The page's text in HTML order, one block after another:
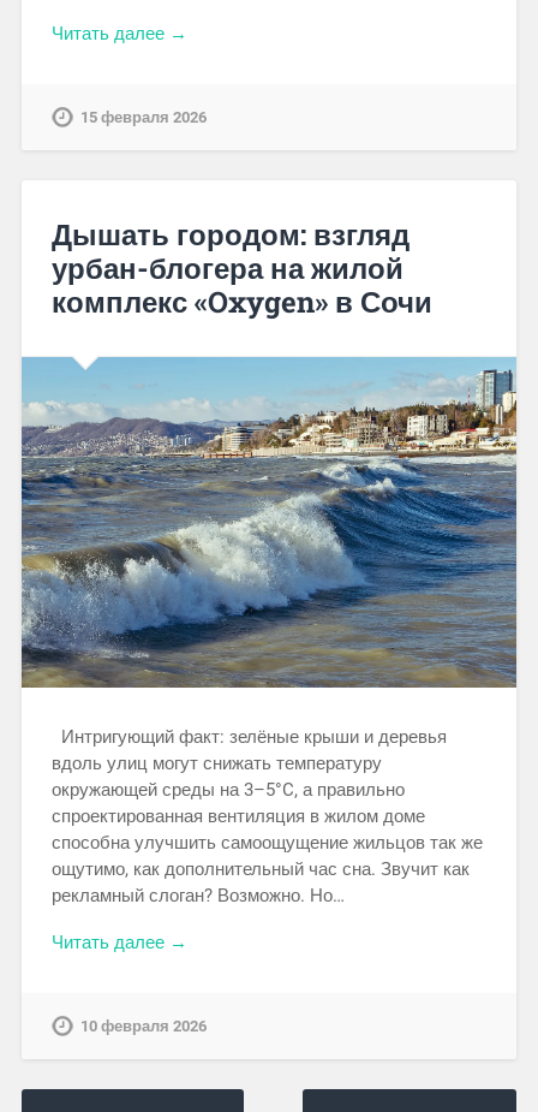
Читать далее →
15 февраля 2026
Дышать городом: взгляд
урбан-блогера на жилой
комплекс «Oxygen» в Сочи
Интригующий факт: зелёные крыши и деревья
вдоль улиц могут снижать температуру
окружающей среды на 3–5°C, а правильно
спроектированная вентиляция в жилом доме
способна улучшить самоощущение жильцов так же
ощутимо, как дополнительный час сна. Звучит как
рекламный слоган? Возможно. Но…
Читать далее →
10 февраля 2026